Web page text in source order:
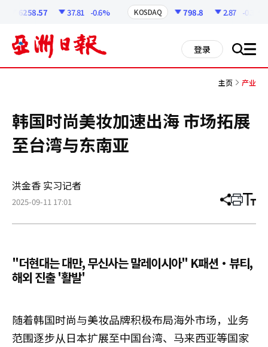
6258.57 37.81 -0.6% KOSDAQ 798.8 2.87 -0.36%
登录 搜 all
主页 产业
韩国时尚美妆加速出海 市场拓展
至台湾与东南亚
洪金香 实习记者
2025-09-11 17:01 分
章
打 调
小
"더현대는 대만, 무신사는 말레이시아" K패션·뷰티,
해외 진출 '활발'
随着韩国时尚与美妆品牌积极布局海外市场，业务
范围逐步从日本扩展至中国台湾、马来西亚等国家